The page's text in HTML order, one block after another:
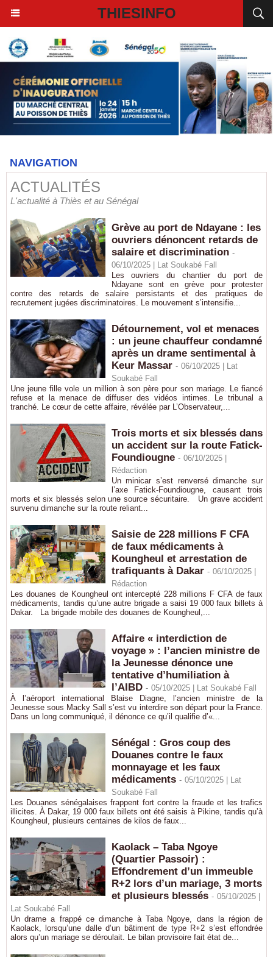
THIESINFO
NAVIGATION
ACTUALITÉS
L'actualité à Thiès et au Sénégal
Grève au port de Ndayane : les
ouvriers dénoncent retards de
salaire et discrimination -
06/10/2025 | Lat Soukabé Fall
Les ouvriers du chantier du port de
Ndayane sont en grève pour protester
contre des retards de salaire persistants et des pratiques de
recrutement jugées discriminatoires. Le mouvement s’intensifie...
Détournement, vol et menaces
: un jeune chauffeur condamné
après un drame sentimental à
Keur Massar - 06/10/2025 | Lat
Soukabé Fall
Une jeune fille vole un million à son père pour son mariage. Le fiancé
refuse et la menace de diffuser des vidéos intimes. Le tribunal a
tranché. Le cœur de cette affaire, révélée par L’Observateur,...
Trois morts et six blessés dans
un accident sur la route Fatick-
Foundiougne - 06/10/2025 |
Rédaction
Un minicar s’est renversé dimanche sur
l’axe Fatick-Foundiougne, causant trois
morts et six blessés selon une source sécuritaire. Un grave accident
survenu dimanche sur la route reliant...
Saisie de 228 millions F CFA
de faux médicaments à
Koungheul et arrestation de
trafiquants à Dakar - 06/10/2025 |
Rédaction
Les douanes de Koungheul ont intercepté 228 millions F CFA de faux
médicaments, tandis qu’une autre brigade a saisi 19 000 faux billets à
Dakar. La brigade mobile des douanes de Koungheul,...
Affaire « interdiction de
voyage » : l’ancien ministre de
la Jeunesse dénonce une
tentative d’humiliation à
l’AIBD - 05/10/2025 | Lat Soukabé Fall
À l’aéroport international Blaise Diagne, l’ancien ministre de la
Jeunesse sous Macky Sall s’est vu interdire son départ pour la France.
Dans un long communiqué, il dénonce ce qu’il qualifie d’«...
Sénégal : Gros coup des
Douanes contre le faux
monnayage et les faux
médicaments - 05/10/2025 | Lat
Soukabé Fall
Les Douanes sénégalaises frappent fort contre la fraude et les trafics
illicites. À Dakar, 19 000 faux billets ont été saisis à Pikine, tandis qu’à
Koungheul, plusieurs centaines de kilos de faux...
Kaolack – Taba Ngoye
(Quartier Passoir) :
Effondrement d’un immeuble
R+2 lors d’un mariage, 3 morts
et plusieurs blessés - 05/10/2025 |
Lat Soukabé Fall
Un drame a frappé ce dimanche à Taba Ngoye, dans la région de
Kaolack, lorsqu’une dalle d’un bâtiment de type R+2 s’est effondrée
alors qu’un mariage se déroulait. Le bilan provisoire fait état de...